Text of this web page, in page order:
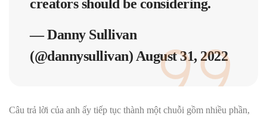
creators should be considering.
— Danny Sullivan
(@dannysullivan) August 31, 2022
Câu trả lời của anh ấy tiếp tục thành một chuỗi gồm nhiều phần,